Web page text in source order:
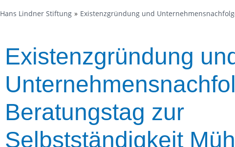
Hans Lindner Stiftung Existenzgründung und
Existenzgründung
Beratungstag zur
Selbstständigkeit